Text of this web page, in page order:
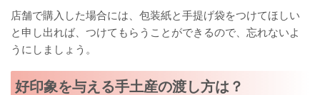
店舗で購入した場合には、包装紙と手提げ袋をつけてほしい
と申し出れば、つけてもらうことができるので、忘れないよ
うにしましょう。
好印象を与える手土産の渡し方は？